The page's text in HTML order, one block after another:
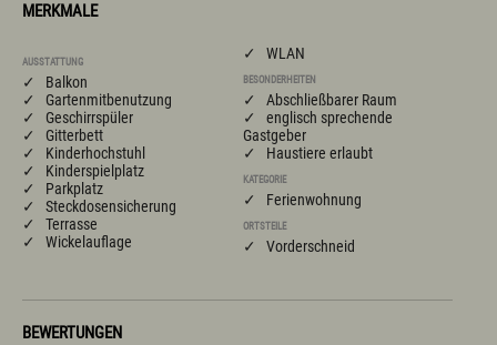
MERKMALE
AUSSTATTUNG
✓ Balkon
✓ Gartenmitbenutzung
✓ Geschirrspüler
✓ Gitterbett
✓ Kinderhochstuhl
✓ Kinderspielplatz
✓ Parkplatz
✓ Steckdosensicherung
✓ Terrasse
✓ Wickelauflage
✓ WLAN
BESONDERHEITEN
✓ Abschließbarer Raum
✓ englisch sprechende
Gastgeber
✓ Haustiere erlaubt
KATEGORIE
✓ Ferienwohnung
ORTSTEILE
✓ Vorderschneid
BEWERTUNGEN